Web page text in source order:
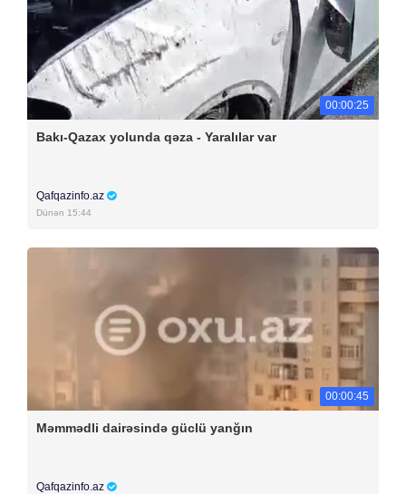
00:00:25
Bakı-Qazax yolunda qəza - Yaralılar var
Qafqazinfo.az
Dünən 15:44
00:00:45
Məmmədli dairəsində güclü yanğın
Qafqazinfo.az